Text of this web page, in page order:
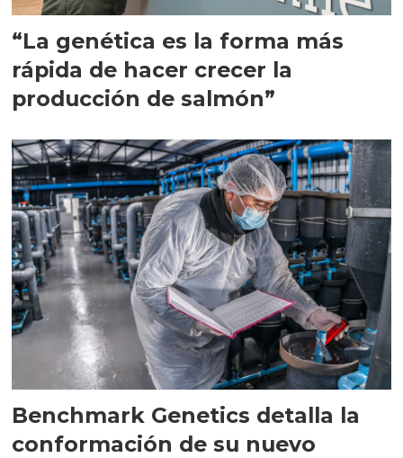
“La genética es la forma más
rápida de hacer crecer la
producción de salmón”
Benchmark Genetics detalla la
conformación de su nuevo